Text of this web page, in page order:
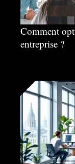
Comment
entreprise ?